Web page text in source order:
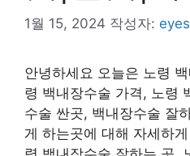
1월 15, 2024 작성자:
안녕하세요 오늘은 노령
령 백내장수술 가격, 노령
수술 싼곳, 백내장수술 잘
게 하는곳에 대해 자세하